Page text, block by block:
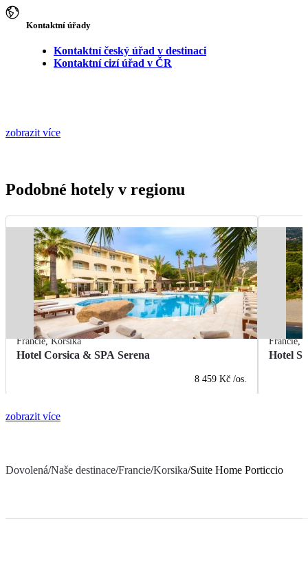
Kontaktní úřady
Kontaktní český úřad v destinaci
Kontaktní cizí úřad v ČR
zobrazit více
Podobné hotely v regionu
Francie,Korsika
Hotel Corsica & SPA Serena
8 459 Kč /os.
Francie,
Hotel
zobrazit více
Dovolená/Naše destinace/Francie/Korsika/Suite Home Porticcio